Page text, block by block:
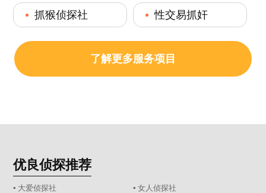
抓猴侦探社 性交易抓奸
了解更多服务项目
优良侦探推荐
▪ 大爱侦探社
▪ 女人侦探社